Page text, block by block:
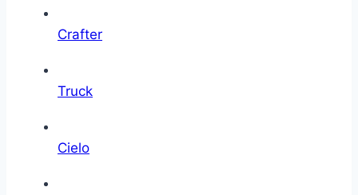
Crafter
Truck
Cielo